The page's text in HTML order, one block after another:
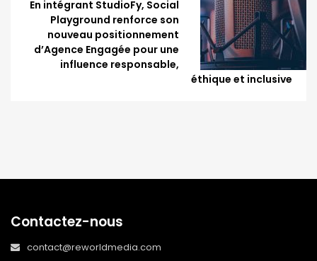
En intégrant StudioFy, Social
Playground renforce son
nouveau positionnement
d’Agence Engagée pour une
influence responsable,
éthique et inclusive
Contactez-nous
contact@reworldmedia.com